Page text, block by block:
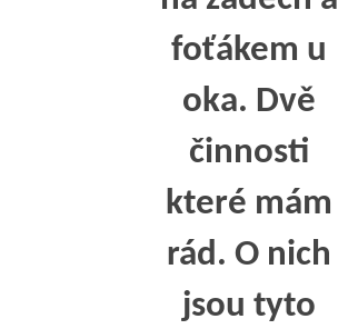
foťákem u
oka. Dvě
činnosti
které mám
rád. O nich
jsou tyto